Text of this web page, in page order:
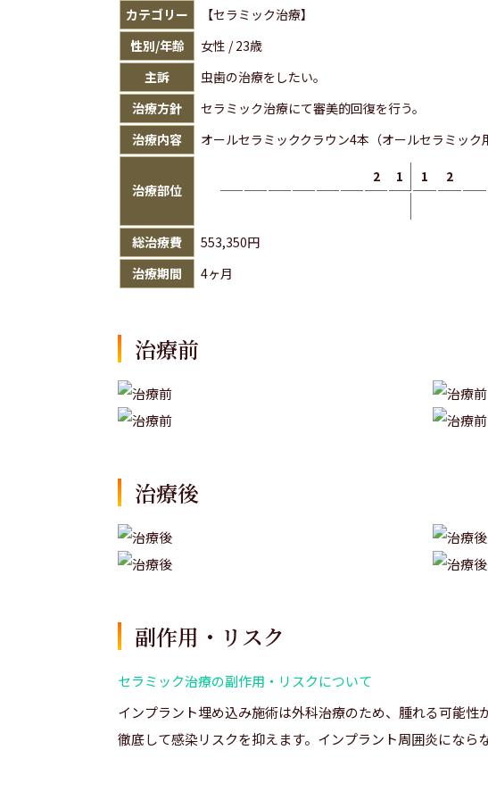
カテゴリー
【セラミック治療】
性別/年齢
女性 / 23歳
主訴
虫歯の治療をしたい。
治療方針
セラミック治療にて審美的回復を行う。
治療内容
オールセラミッククラウン4本（オールセラミック
治療部位
2 1 1 2
総治療費
553,350円
治療期間
4ヶ月
治療前
治療後
副作用・リスク
セラミック治療の副作用・リスクについて
インプラント埋め込み施術は外科治療のため、腫れる可能
徹底して感染リスクを抑えます。インプラント周囲炎になら